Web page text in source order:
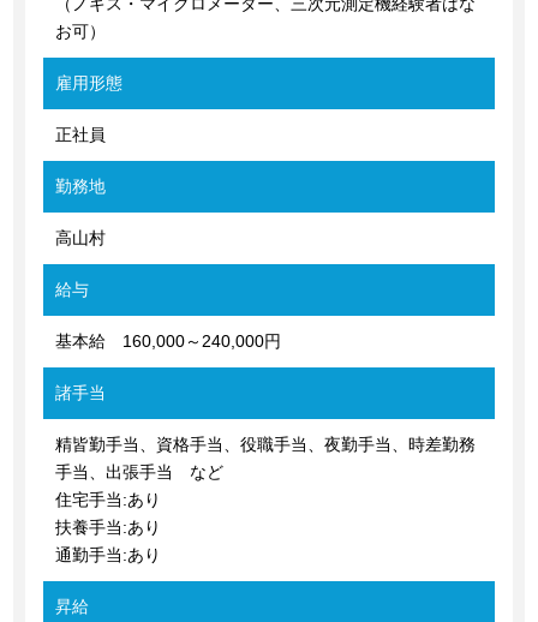
お可）
雇用形態
正社員
勤務地
高山村
給与
基本給 160,000～240,000円
諸手当
精皆勤手当、資格手当、役職手当、夜勤手当、時差勤務
手当、出張手当 など
住宅手当:あり
扶養手当:あり
通勤手当:あり
昇給